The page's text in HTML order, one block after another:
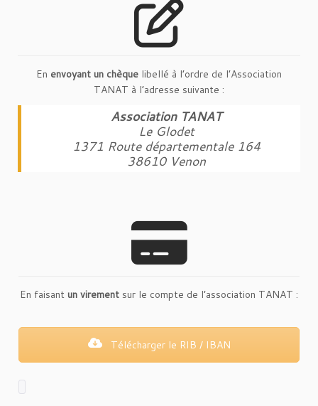
En envoyant un chèque libellé à l’ordre de l’Association
TANAT à l’adresse suivante :
Association TANAT
Le Glodet
1371 Route départementale 164
38610 Venon
En faisant un virement sur le compte de l’association TANAT :
Télécharger le RIB / IBAN